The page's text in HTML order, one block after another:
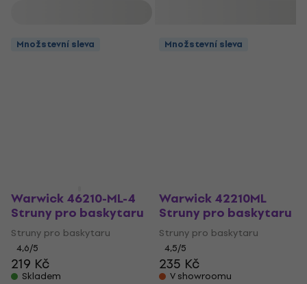
Množstevní sleva
Warwick 46210-ML-4
Struny pro baskytaru
Struny pro baskytaru
4,6/5
219 Kč
Skladem
Množstevní sleva
Warwick 42210ML
Struny pro baskytaru
Struny pro baskytaru
4,5/5
235 Kč
V showroomu